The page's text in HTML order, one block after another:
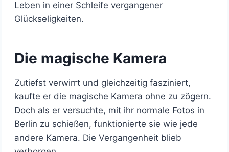
Leben in einer Schleife vergangener
Glückseligkeiten.
Die magische Kamera
Zutiefst verwirrt und gleichzeitig fasziniert,
kaufte er die magische Kamera ohne zu zögern.
Doch als er versuchte, mit ihr normale Fotos in
Berlin zu schießen, funktionierte sie wie jede
andere Kamera. Die Vergangenheit blieb